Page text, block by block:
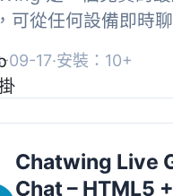
可從任何設備即時
是 100％ 基於雲
在網站上進行對話，
如“chatwin...
09-17·安裝：10+
Chatwing Live
Chat – HTML5